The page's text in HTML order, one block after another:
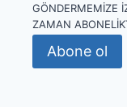
GÖNDERMEMIZE
ZAMAN
Abone ol